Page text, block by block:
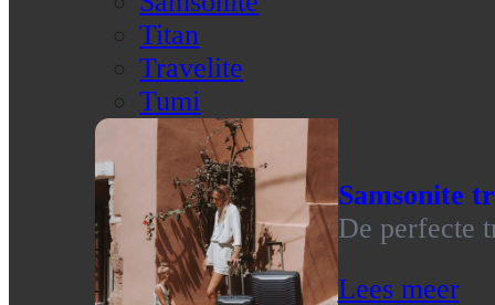
Titan
Travelite
Tumi
Samsonite
De perfecte
Lees meer